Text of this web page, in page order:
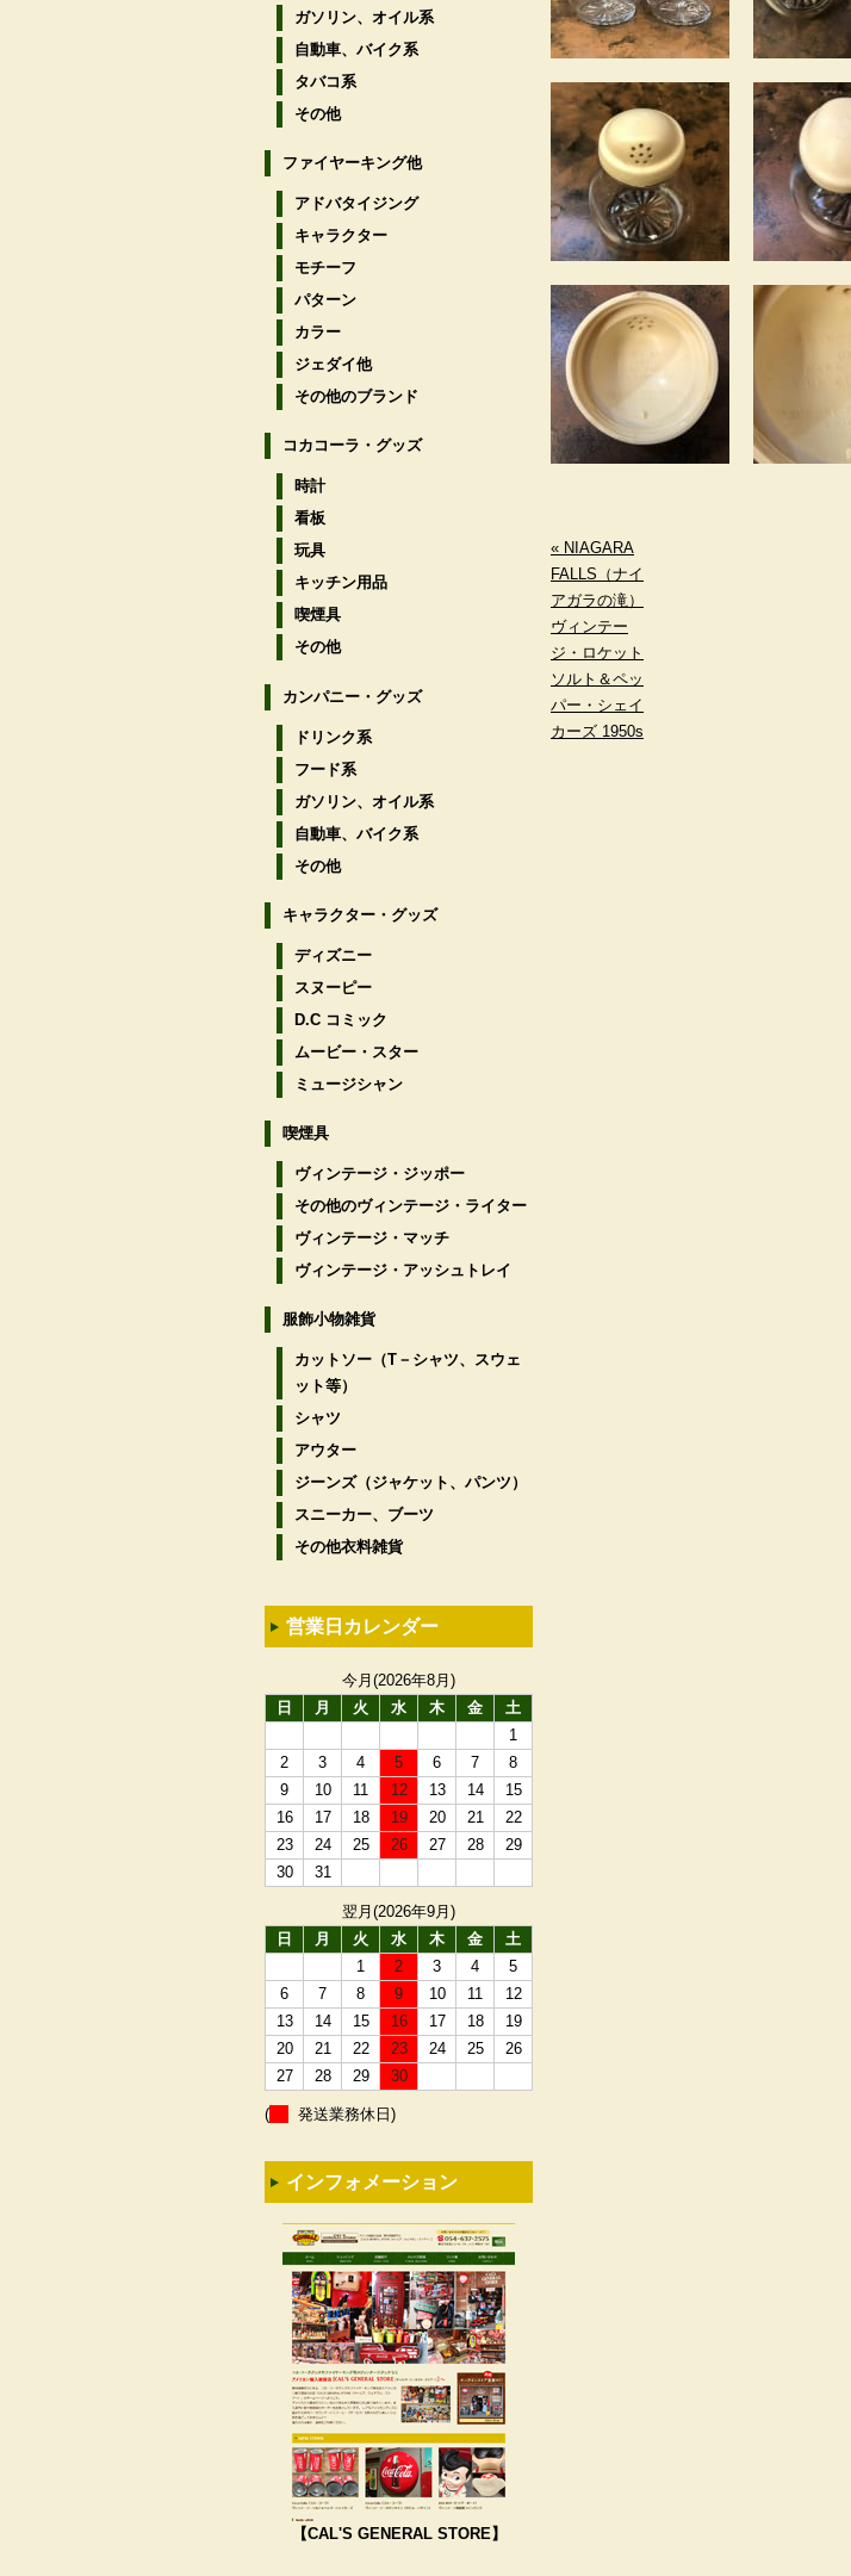
« NIAGARA
FALLS（ナイ
アガラの滝）
ヴィンテー
ジ・ロケット
ソルト＆ペッ
パー・シェイ
カーズ 1950s
ガソリン、オイル系
自動車、バイク系
タバコ系
その他
ファイヤーキング他
アドバタイジング
キャラクター
モチーフ
パターン
カラー
ジェダイ他
その他のブランド
コカコーラ・グッズ
時計
看板
玩具
キッチン用品
喫煙具
その他
カンパニー・グッズ
ドリンク系
フード系
ガソリン、オイル系
自動車、バイク系
その他
キャラクター・グッズ
ディズニー
スヌーピー
D.C コミック
ムービー・スター
ミュージシャン
喫煙具
ヴィンテージ・ジッポー
その他のヴィンテージ・ライター
ヴィンテージ・マッチ
ヴィンテージ・アッシュトレイ
服飾小物雑貨
カットソー（T－シャツ、スウェ
ット等）
シャツ
アウター
ジーンズ（ジャケット、パンツ）
スニーカー、ブーツ
その他衣料雑貨
営業日カレンダー
今月(2026年8月)
日
月 火 水 木 金
土
1
2
3 4 5 6 7
8
9
10 11 12 13 14
15
16
17 18 19 20 21
22
23
24 25 26 27 28
29
30
31
翌月(2026年9月)
日
月 火 水 木 金
土
1
2 3 4
5
6
7 8 9 10 11
12
13
14 15 16 17 18
19
20
21 22 23 24 25
26
27
28 29 30
( 発送業務休日)
インフォメーション
【CAL'S GENERAL STORE】